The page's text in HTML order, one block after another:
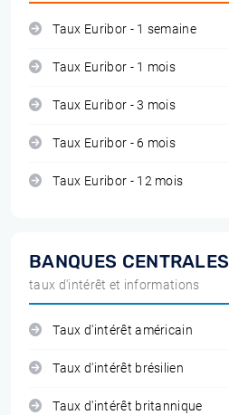
Taux Euribor - 1 semaine
Taux Euribor - 1 mois
Taux Euribor - 3 mois
Taux Euribor - 6 mois
Taux Euribor - 12 mois
BANQUES CENTRALES
taux d'intérêt et informations
Taux d'intérêt américain
Taux d'intérêt brésilien
Taux d'intérêt britannique